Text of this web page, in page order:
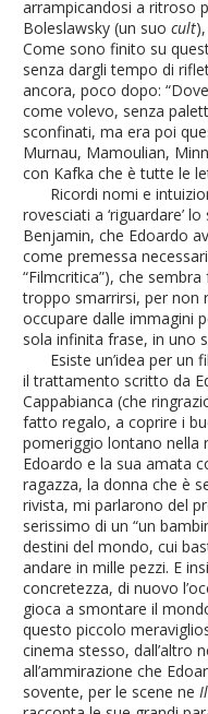
arrampicandosi a ritroso
Boleslawsky (un suocult
Come sono finito su
senza dargli tempo di
ancora, poco dopo:
come volevo, senza
sconfinati, ma era poi
Murnau, Mamoulian,
con Kafka che è tutte le
Ricordi nomi e
rovesciati a ‘riguardare’
Benjamin, che Edoardo
come premessa
“Filmcritica”), che
troppo smarrirsi, per non
occupare dalle immagini
sola infinita frase, in uno
Esiste un’idea per
il trattamento scritto da
Cappabianca (che
fatto regalo, a coprire i
pomeriggio lontano nella
Edoardo e la sua amata
ragazza, la donna che è
rivista, mi parlarono del
serissimo di un “un
destini del mondo, cui
andare in mille pezzi. E
concretezza, di nuovo
gioca a smontare il
questo piccolo
cinema stesso, dall’altro
all’ammirazione che
sovente, per le scene ne